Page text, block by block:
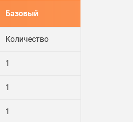
Базовый
Количество
1
1
1